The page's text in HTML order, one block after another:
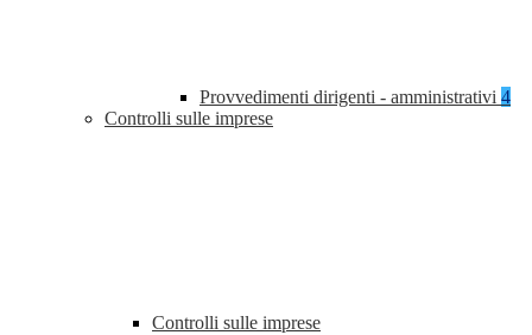
Provvedimenti dirigenti - amministrativi 4
Controlli sulle imprese
Controlli sulle imprese